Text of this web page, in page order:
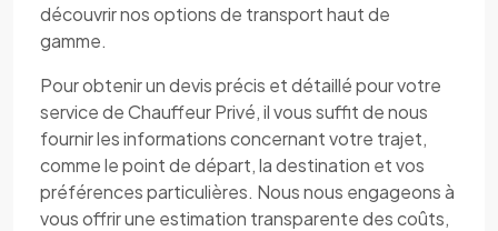
découvrir nos options de transport haut de
gamme.
Pour obtenir un devis précis et détaillé pour votre
service de Chauffeur Privé, il vous suffit de nous
fournir les informations concernant votre trajet,
comme le point de départ, la destination et vos
préférences particulières. Nous nous engageons à
vous offrir une estimation transparente des coûts,